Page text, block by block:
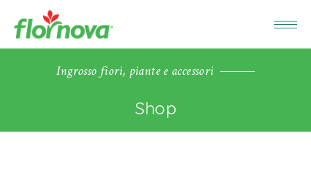
Ingrosso fiori, piante e accessori
Shop